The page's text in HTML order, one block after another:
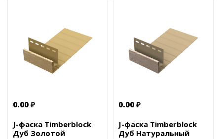
0.00 ₽
J-фаска Timberblock
Дуб Золотой
0.00 ₽
J-фаска Timberblock
Дуб Натуральный